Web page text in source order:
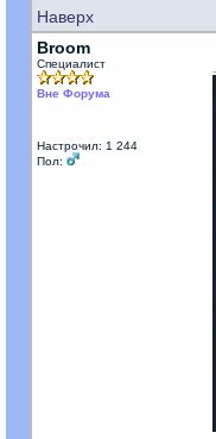
Наверх
Broom
Специалист
Вне Форума
Настрочил: 1 244
Пол: